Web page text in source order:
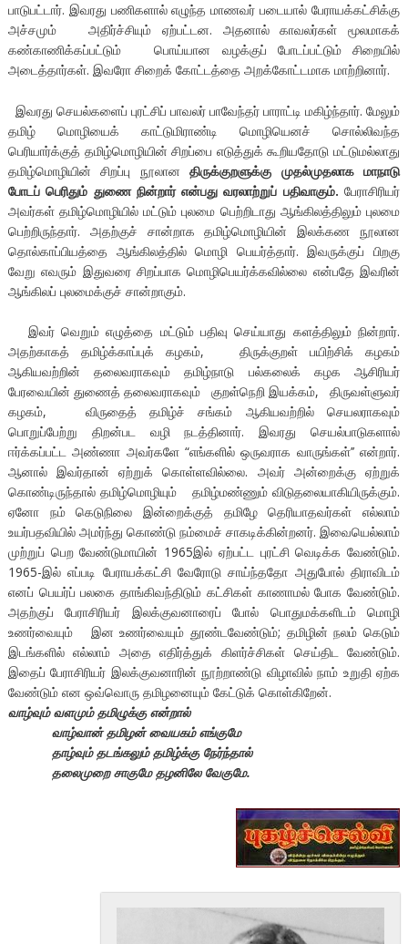
பாடுபட்டார். இவரது பணிகளால் எழுந்த மாணவர் படையால் பேராயக்கட்சிக்கு
அச்சமும் அதிர்ச்சியும் ஏற்பட்டன. அதனால் காவலர்கள் மூலமாகக்
கண்காணிக்கப்பட்டும் பொய்யான வழக்குப் போடப்பட்டும் சிறையில்
அடைத்தார்கள். இவரோ சிறைக் கோட்டத்தை அறக்கோட்டமாக மாற்றினார்.
இவரது செயல்களைப் புரட்சிப் பாவலர் பாவேந்தர் பாராட்டி மகிழ்ந்தார். மேலும்
தமிழ் மொழியைக் காட்டுமிராண்டி மொழியெனச் சொல்லிவந்த
பெரியார்க்குத் தமிழ்மொழியின் சிறப்பை எடுத்துக் கூறியதோடு மட்டுமல்லாது
தமிழ்மொழியின் சிறப்பு நூலான திருக்குறளுக்கு முதல்முதலாக மாநாடு
போடப் பெரிதும் துணை நின்றார் என்பது வரலாற்றுப் பதிவாகும். பேராசிரியர்
அவர்கள் தமிழ்மொழியில் மட்டும் புலமை பெற்றிடாது ஆங்கிலத்திலும் புலமை
பெற்றிருந்தார். அதற்குச் சான்றாக தமிழ்மொழியின் இலக்கண நூலான
தொல்காப்பியத்தை ஆங்கிலத்தில் மொழி பெயர்த்தார். இவருக்குப் பிறகு
வேறு எவரும் இதுவரை சிறப்பாக மொழிபெயர்க்கவில்லை என்பதே இவரின்
ஆங்கிலப் புலமைக்குச் சான்றாகும்.
இவர் வெறும் எழுத்தை மட்டும் பதிவு செய்யாது களத்திலும் நின்றார்.
அதற்காகத் தமிழ்க்காப்புக் கழகம், திருக்குறள் பயிற்சிக் கழகம்
ஆகியவற்றின் தலைவராகவும் தமிழ்நாடு பல்கலைக் கழக ஆசிரியர்
பேரவையின் துணைத் தலைவராகவும் குறள்நெறி இயக்கம், திருவள்ளுவர்
கழகம், விருதைத் தமிழ்ச் சங்கம் ஆகியவற்றில் செயலராகவும்
பொறுப்பேற்று திறன்பட வழி நடத்தினார். இவரது செயல்பாடுகளால்
ஈர்க்கப்பட்ட அண்ணா அவர்களே “எங்களில் ஒருவராக வாருங்கள்’’ என்றார்.
ஆனால் இவர்தான் ஏற்றுக் கொள்ளவில்லை. அவர் அன்றைக்கு ஏற்றுக்
கொண்டிருந்தால் தமிழ்மொழியும் தமிழ்மண்ணும் விடுதலையாகியிருக்கும்.
ஏனோ நம் கெடுநிலை இன்றைக்குத் தமிழே தெரியாதவர்கள் எல்லாம்
உயர்பதவியில் அமர்ந்து கொண்டு நம்மைச் சாகடிக்கின்றனர். இவையெல்லாம்
முற்றுப் பெற வேண்டுமாயின் 1965இல் ஏற்பட்ட புரட்சி வெடிக்க வேண்டும்.
1965-இல் எப்படி பேராயக்கட்சி வேரோடு சாய்ந்ததோ அதுபோல் திராவிடம்
எனப் பெயர்ப் பலகை தாங்கிவந்திடும் கட்சிகள் காணாமல் போக வேண்டும்.
அதற்குப் பேராசிரியர் இலக்குவனாரைப் போல் பொதுமக்களிடம் மொழி
உணர்வையும் இன உணர்வையும் தூண்டவேண்டும்; தமிழின் நலம் கெடும்
இடங்களில் எல்லாம் அதை எதிர்த்துக் கிளர்ச்சிகள் செய்திட வேண்டும்.
இதைப் பேராசிரியர் இலக்குவனாரின் நூற்றாண்டு விழாவில் நாம் உறுதி ஏற்க
வேண்டும் என ஒவ்வொரு தமிழனையும் கேட்டுக் கொள்கிறேன்.
வாழ்வும் வளமும் தமிழுக்கு என்றால்
வாழ்வான் தமிழன் வையகம் எங்குமே
தாழ்வும் தடங்கலும் தமிழ்க்கு நேர்ந்தால்
தலைமுறை சாகுமே தழனிலே வேகுமே.